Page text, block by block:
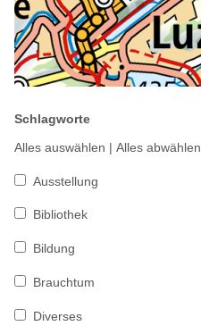
Schlagworte
Alles auswählen | Alles abwählen
Ausstellung
Bibliothek
Bildung
Brauchtum
Diverses